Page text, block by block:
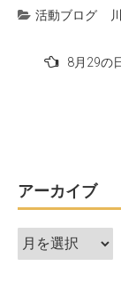
活動ブログ
ー
シ
ョ
8月29の
アーカイブ
ア
ー